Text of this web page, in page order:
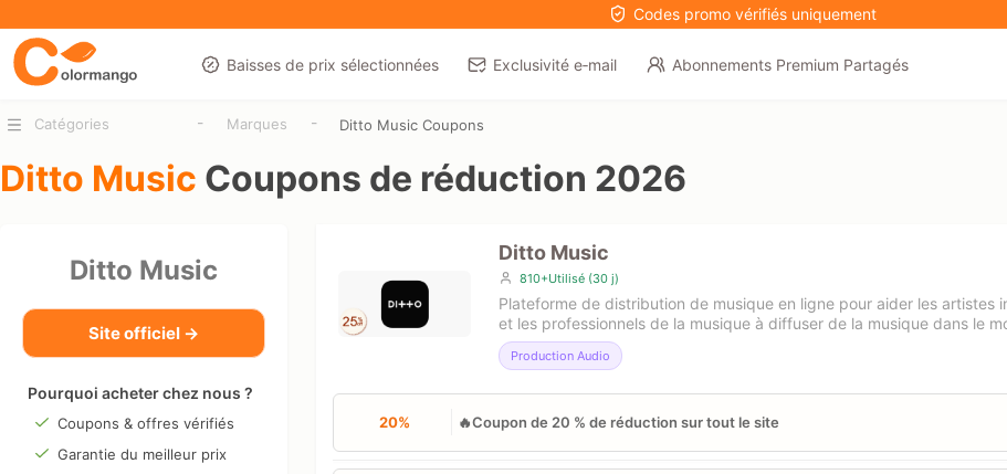
Codes promo vérifiés uniquement
Baisses de prix sélectionnées Exclusivité e‑mail Abonnements Premium Partagés
Catégories - Marques - Ditto Music Coupons
Ditto Music Coupons de réduction 2026
Ditto Music
Site officiel →
Pourquoi acheter chez nous ?
Coupons & offres vérifiés
Garantie du meilleur prix
Ditto Music
810+Utilisé (30 j)
Plateforme de distribution de musique en ligne pour aider les artistes
et les professionnels de la musique à diffuser de la musique dans le
Production Audio
20% 🔥Coupon de 20 % de réduction sur tout le site